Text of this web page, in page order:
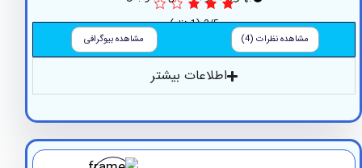
3/5 (1 نظر)
مشاهده نظرات (4) مشاهده بیوگرافی
اطلاعات بیشتر